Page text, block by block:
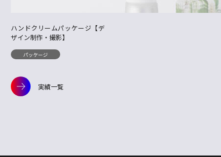
ハンドクリームパッケージ【デ
ザイン制作・撮影】
パッケージ
実績一覧